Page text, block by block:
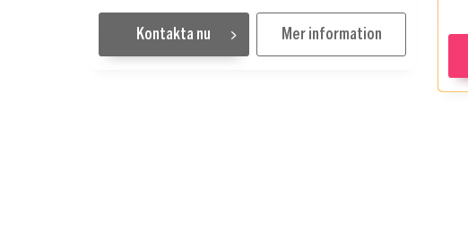
Kontakta nu Mer information